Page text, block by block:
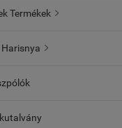
Termékek 
